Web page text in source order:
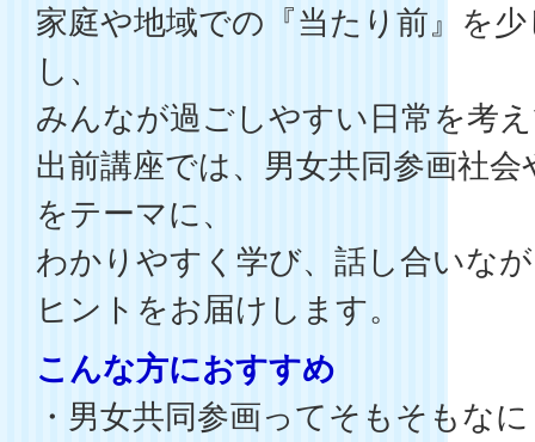
家庭や地域での『当たり前』を
し、
みんなが過ごしやすい日常を考
出前講座では、男女共同参画社
をテーマに、
わかりやすく学び、話し合いな
ヒントをお届けします。
こんな方におすすめ
・男女共同参画ってそもそもな